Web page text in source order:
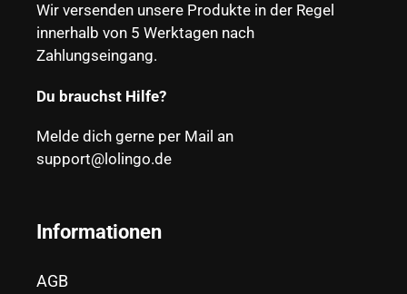
Wir versenden unsere Produkte in der Regel
innerhalb von 5 Werktagen nach
Zahlungseingang.
Du brauchst Hilfe?
Melde dich gerne per Mail an
support@lolingo.de
Informationen
AGB